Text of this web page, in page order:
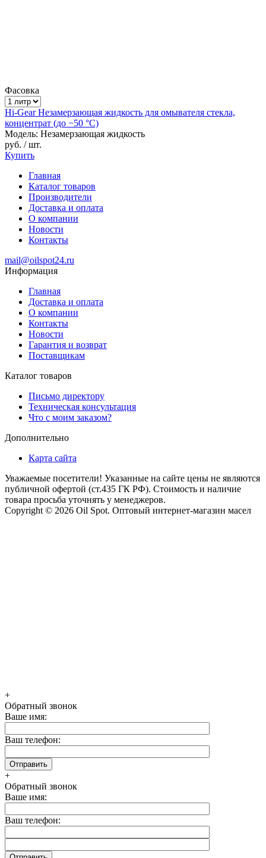
Фасовка
Hi-Gear Незамерзающая жидкость для омывателя стекла,
концентрат (до −50 °C)
Модель: Незамерзающая жидкость
руб. / шт.
Купить
Главная
Каталог товаров
Производители
Доставка и оплата
О компании
Новости
Контакты
mail@oilspot24.ru
Информация
Главная
Доставка и оплата
О компании
Контакты
Новости
Гарантия и возврат
Поставщикам
Каталог товаров
Письмо директору
Техническая консультация
Что с моим заказом?
Дополнительно
Карта сайта
Уважаемые посетители! Указанные на сайте цены не являются
публичной офертой (ст.435 ГК РФ). Стоимость и наличие
товара просьба уточнять у менеджеров.
Copyright © 2026 Oil Spot. Оптовый интернет-магазин масел
+
Обратный звонок
Ваше имя:
Ваш телефон:
+
Обратный звонок
Ваше имя:
Ваш телефон: